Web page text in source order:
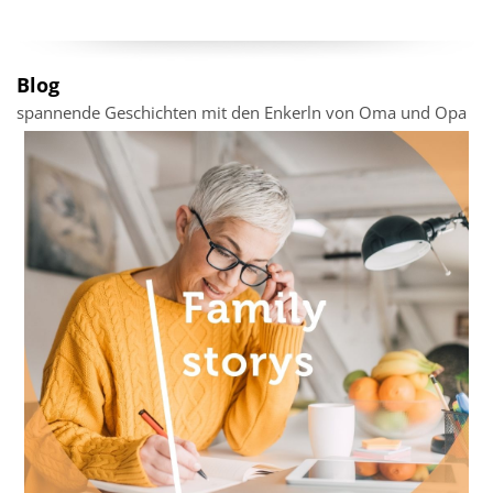
Blog
spannende Geschichten mit den Enkerln von Oma und Opa